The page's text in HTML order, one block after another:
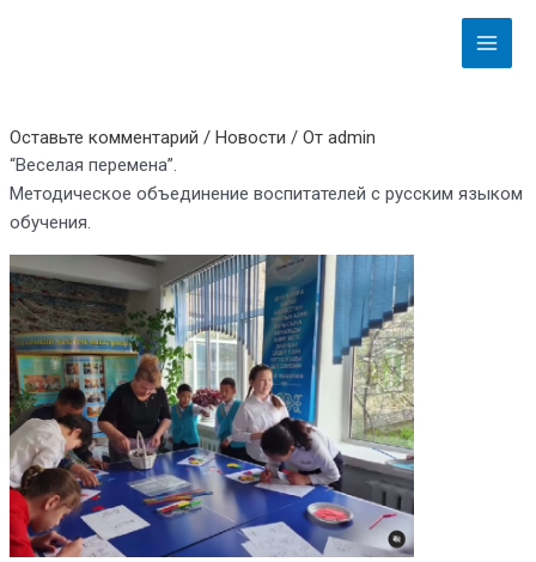
Main
Menu
Оставьте комментарий /Новости / Отadmin
“Веселая перемена”.
Методическое объединение воспитателей с русским языком
обучения.